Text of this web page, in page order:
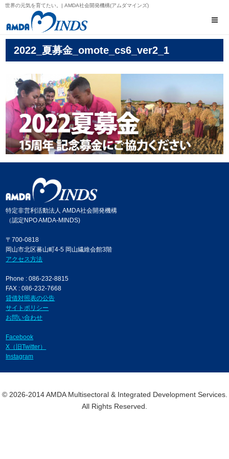
世界の元気を育てたい。| AMDA社会開発機構(アムダマインズ)
2022_夏募金_omote_cs6_ver2_1
特定非営利活動法人 AMDA社会開発機構
（認定NPO AMDA-MINDS)
〒700-0818
岡山市北区蕃山町4-5 岡山繊維会館3階
アクセス方法
Phone : 086-232-8815
FAX : 086-232-7668
貸借対照表の公告
サイトポリシー
お問い合わせ
Facebook
X（旧Twitter）
Instagram
© 2026-2014 AMDA Multisectoral & Integrated Development Services.
All Rights Reserved.